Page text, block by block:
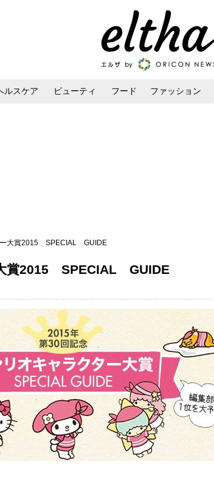
ルスケア ビューティ フード ファッション
ー大賞2015 SPECIAL GUIDE
賞2015 SPECIAL GUIDE